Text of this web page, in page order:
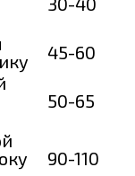
45-60
50-65
90-110